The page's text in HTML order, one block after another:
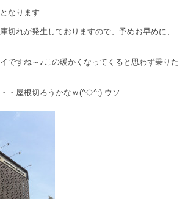
要となります
切れが発生しておりますので、予めお早めに、
ですね～♪この暖かくなってくると思わず乗りた
・屋根切ろうかなｗ(^◇^;) ウソ